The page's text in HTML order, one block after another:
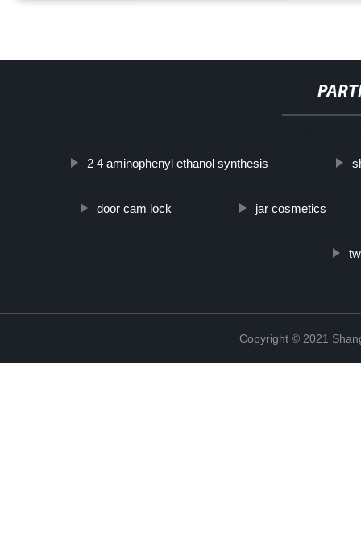
2 4 aminophenyl ethanol synthesis
door cam lock jar cosmetics
Copyright © 2021